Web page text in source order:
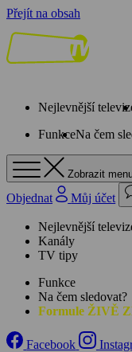
Přejít na obsah
Nejlevnější
FunkceNa čem
Zobrazit
Objednat Můj účet
Nejlevnější
Kanály
TV tipy
Funkce
Na čem sledovat?
Formule ŽIVĚ
Facebook